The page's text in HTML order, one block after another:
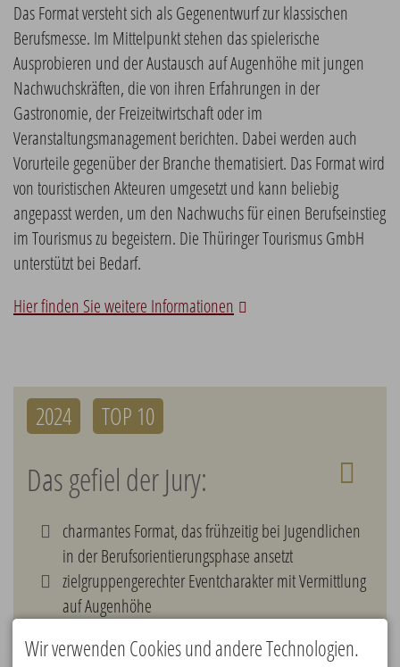
Das Format versteht sich als Gegenentwurf zur klassischen
Berufsmesse. Im Mittelpunkt stehen das spielerische
Ausprobieren und der Austausch auf Augenhöhe mit jungen
Nachwuchskräften, die von ihren Erfahrungen in der
Gastronomie, der Freizeitwirtschaft oder im
Veranstaltungsmanagement berichten. Dabei werden auch
Vorurteile gegenüber der Branche thematisiert. Das Format wird
von touristischen Akteuren umgesetzt und kann beliebig
angepasst werden, um den Nachwuchs für einen Berufseinstieg
im Tourismus zu begeistern. Die Thüringer Tourismus GmbH
unterstützt bei Bedarf.
Hier finden Sie weitere Informationen
2024 TOP 10
Das gefiel der Jury:
charmantes Format, das frühzeitig bei Jugendlichen
in der Berufsorientierungsphase ansetzt
zielgruppengerechter Eventcharakter mit Vermittlung
auf Augenhöhe
Wir verwenden Cookies und andere Technologien.